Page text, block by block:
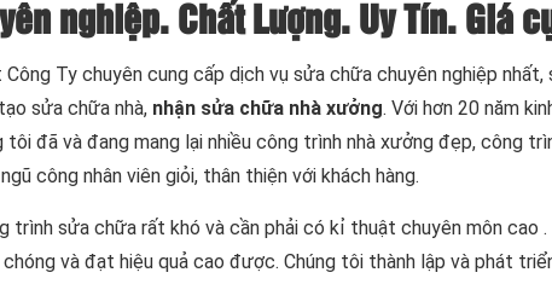
nghiệp. Chất Lượng. Uy Tín. Giá
Công Ty chuyên cung cấp dịch vụ sửa chữa chuyên nghiệp
sửa chữa nhà, nhận sửa chữa nhà xưởng. Với hơn 20 năm
tôi đã và đang mang lại nhiều công trình nhà xưởng đẹp, công
công nhân viên giỏi, thân thiện với khách hàng.
trình sửa chữa rất khó và cần phải có kỉ thuật chuyên môn cao
và đạt hiệu quả cao được. Chúng tôi thành lập và phát